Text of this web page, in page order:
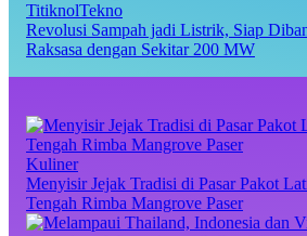
TitiknolTekno
Revolusi Sampah jadi Listrik, Siap
Raksasa dengan Sekitar 200 MW
Kuliner
Menyisir Jejak Tradisi di Pasar Pakot
Tengah Rimba Mangrove Paser